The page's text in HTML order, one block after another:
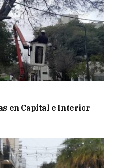
en Capital e Interior